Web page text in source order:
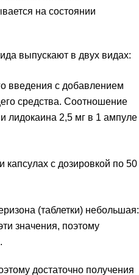
на состоянии
выпускают в двух видах:
введения с добавлением
средства. Соотношение
лидокаина 2,5 мг в 1 ампуле
капсулах с дозировкой по 50
(таблетки) небольшая:
значения, поэтому
достаточно получения